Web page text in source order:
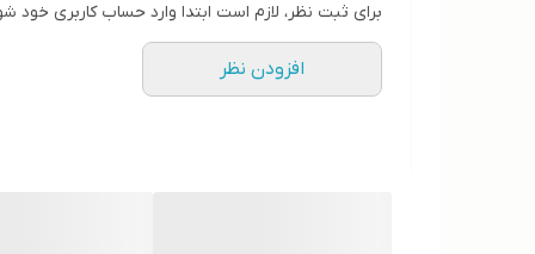
برای ثبت نظر، لازم است ابتدا وارد حساب کاربری خود
افزودن نظر